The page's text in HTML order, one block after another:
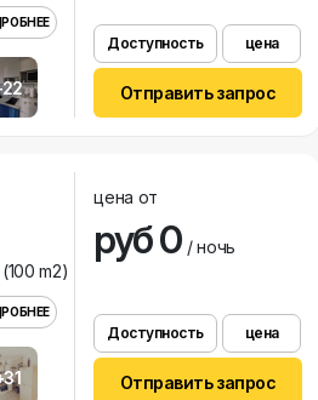
Доступность цена
Отправить запрос
m2)
цена от
руб 0/ ночь
Доступность цена
Отправить запрос